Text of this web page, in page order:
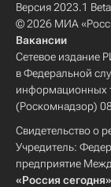
Версия 2023.1 Beta
© 2026 МИА
Вакансии
Сетевое издание
в Федеральной
информационных
(Роскомнадзор)
Свидетельство о
Учредитель:
предприятие
«Россия сегодня»